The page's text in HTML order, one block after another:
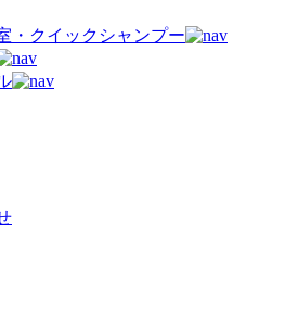
・クイックシャンプー